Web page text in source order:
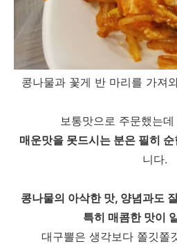
콩나물과 꽃게 반 마리를 가져
보통맛으로 주문했는
매운맛을 못드시는 분은 필히
니다.
콩나물의 아삭한 맛, 양념과도
특히 매콤한 맛이
대구뽈은 생각보다 쫄깃쫄